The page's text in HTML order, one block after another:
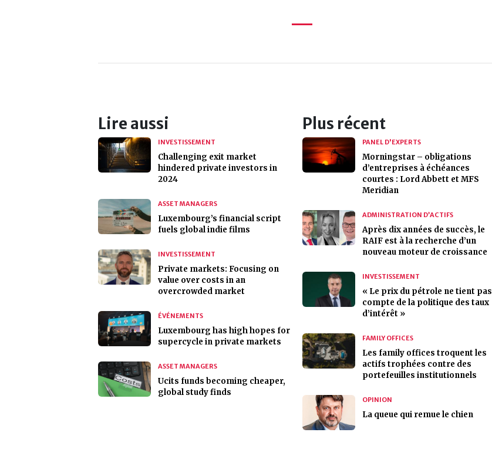
Lire aussi
INVESTISSEMENT
Challenging exit market
hindered private investors in
2024
ASSET MANAGERS
Luxembourg’s financial script
fuels global indie films
INVESTISSEMENT
Private markets: Focusing on
value over costs in an
overcrowded market
ÉVÉNEMENTS
Luxembourg has high hopes for
supercycle in private markets
ASSET MANAGERS
Ucits funds becoming cheaper,
global study finds
Plus récent
PANEL D'EXPERTS
Morningstar – obligations
d’entreprises à échéances
courtes : Lord Abbett et MFS
Meridian
ADMINISTRATION D’ACTIFS
Après dix années de succès, le
RAIF est à la recherche d’un
nouveau moteur de croissance
INVESTISSEMENT
« Le prix du pétrole ne tient pas
compte de la politique des taux
d’intérêt »
FAMILY OFFICES
Les family offices troquent les
actifs trophées contre des
portefeuilles institutionnels
OPINION
La queue qui remue le chien